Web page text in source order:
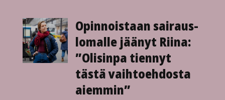
Opinnoistaan sairaus­
lomalle jäänyt Riina:
”Olisinpa tiennyt
tästä vaihto­ehdosta
aiemmin”